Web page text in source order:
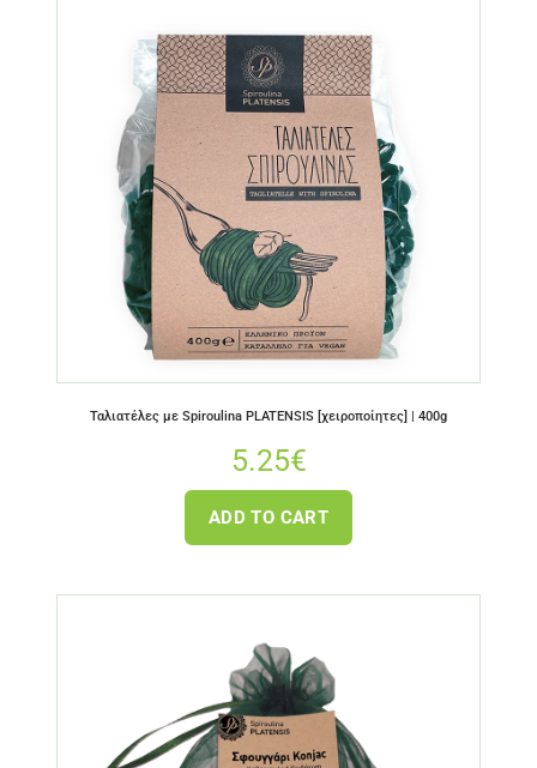
Ταλιατέλες με Spiroulina PLATENSIS [χειροποίητες] | 400g
5.25€
ADD TO CART